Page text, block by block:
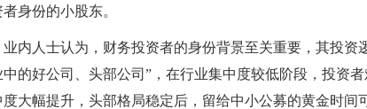
身份的小股东。
业内人士认为，财务投资者的身份背景至关重要，其投资
中的好公司、头部公司”，在行业集中度较低阶段，投资
度大幅提升，头部格局稳定后，留给中小公募的黄金时间